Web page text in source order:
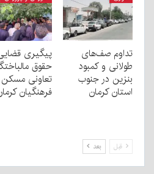
تداوم صف‌های
طولانی و کمبود
بنزین در جنوب
استان کرمان
پیگیری
حقوق
تعاونی مسکن
فرهنگیان
قبل بعد